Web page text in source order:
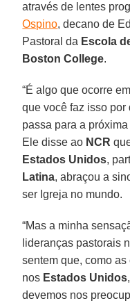
através de lentes
Ospino, decano de
Pastoral da Escola
Boston College.
“É algo que ocorre
que você faz isso
passa para a
Ele disse ao NCR
Estados Unidos,
Latina, abraçou a
ser Igreja no mundo.
“Mas a minha
lideranças pastorais
sentem que, como
nos Estados Unidos
devemos nos